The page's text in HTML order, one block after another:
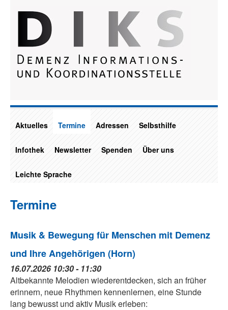
Aktuelles Termine Adressen Selbsthilfe
Infothek Newsletter Spenden Über uns
Leichte Sprache
Termine
Musik & Bewegung für Menschen mit Demenz
und Ihre Angehörigen (Horn)
16.07.2026 10:30 - 11:30
Altbekannte Melodien wiederentdecken, sich an früher
erinnern, neue Rhythmen kennenlernen, eine Stunde
lang bewusst und aktiv Musik erleben: